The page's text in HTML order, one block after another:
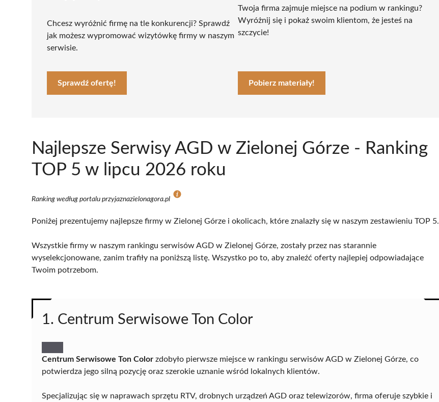
Chcesz wyróżnić firmę na tle konkurencji? Sprawdź
jak możesz wypromować wizytówkę firmy w naszym
serwisie.
Sprawdź ofertę!
Twoja firma zajmuje miejsce na podium w rankingu?
Wyróżnij się i pokaż swoim klientom, że jesteś na
szczycie!
Pobierz materiały!
Najlepsze Serwisy AGD w Zielonej Górze - Ranking
TOP 5 w lipcu 2026 roku
Ranking według portalu przyjaznazielonagora.pl
Poniżej prezentujemy najlepsze firmy w Zielonej Górze i okolicach, które znalazły się w naszym zestawieniu TOP 5.
Wszystkie firmy w naszym rankingu serwisów AGD w Zielonej Górze, zostały przez nas starannie
wyselekcjonowane, zanim trafiły na poniższą listę. Wszystko po to, aby znaleźć oferty najlepiej odpowiadające
Twoim potrzebom.
1. Centrum Serwisowe Ton Color
Centrum Serwisowe Ton Color zdobyło pierwsze miejsce w rankingu serwisów AGD w Zielonej Górze, co
potwierdza jego silną pozycję oraz szerokie uznanie wśród lokalnych klientów.
Specjalizując się w naprawach sprzętu RTV, drobnych urządzeń AGD oraz telewizorów, firma oferuje szybkie i